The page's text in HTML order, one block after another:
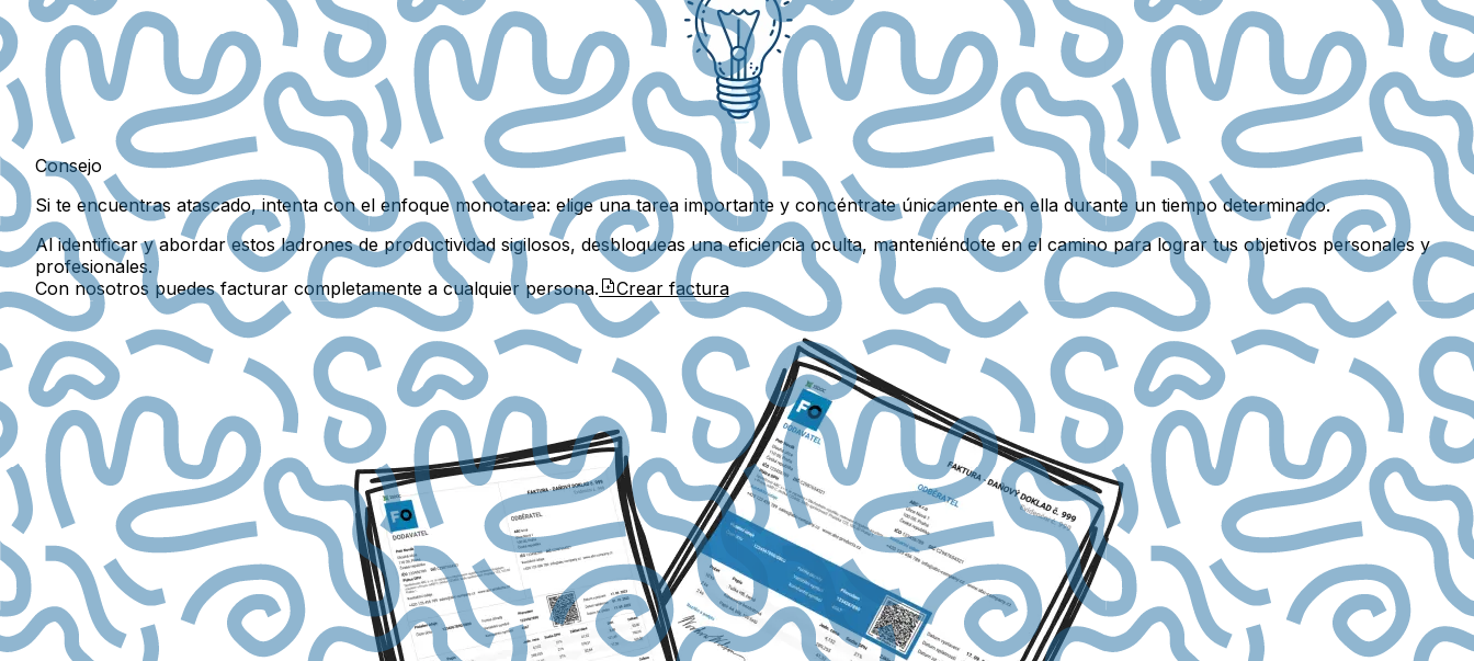
Consejo
Si te encuentras atascado, intenta con el enfoque monotarea: elige una tarea importante y concéntrate únicamente en ella durante un tiempo determinado.
Al identificar y abordar estos ladrones de productividad sigilosos, desbloqueas una eficiencia oculta, manteniéndote en el camino para lograr tus objetivos personales y
profesionales.
Con nosotros puedes facturar completamente a cualquier persona.
Crear factura